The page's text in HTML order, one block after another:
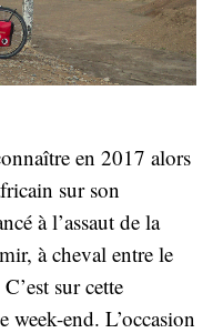
en 2017 alors
sur son
à l’assaut de la
à cheval entre le
sur cette
end. L’occasion